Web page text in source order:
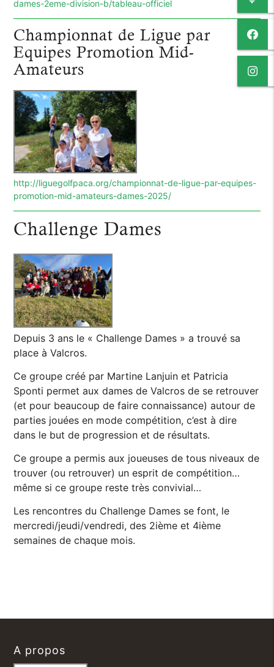
dames-2eme-division-b/tableau-officiel
Championnat de Ligue par
Equipes Promotion Mid-
Amateurs
http://liguegolfpaca.org/championnat-de-ligue-par-equipes-
promotion-mid-amateurs-dames-2025/
Challenge Dames
Depuis 3 ans le « Challenge Dames » a trouvé sa
place à Valcros.
Ce groupe créé par Martine Lanjuin et Patricia
Sponti permet aux dames de Valcros de se retrouver
(et pour beaucoup de faire connaissance) autour de
parties jouées en mode compétition, c’est à dire
dans le but de progression et de résultats.
Ce groupe a permis aux joueuses de tous niveaux de
trouver (ou retrouver) un esprit de compétition…
même si ce groupe reste très convivial…
Les rencontres du Challenge Dames se font, le
mercredi/jeudi/vendredi, des 2ième et 4ième
semaines de chaque mois.
A propos